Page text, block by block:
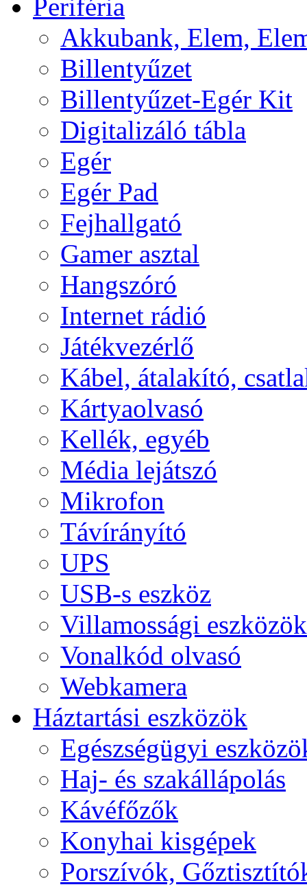
Periféria
Akkubank, Elem,
Billentyűzet
Billentyűzet-Egér Kit
Digitalizáló tábla
Egér
Egér Pad
Fejhallgató
Gamer asztal
Hangszóró
Internet rádió
Játékvezérlő
Kábel, átalakító,
Kártyaolvasó
Kellék, egyéb
Média lejátszó
Mikrofon
Távírányító
UPS
USB-s eszköz
Villamossági eszközök
Vonalkód olvasó
Webkamera
Háztartási eszközök
Egészségügyi
Haj- és szakállápolás
Kávéfőzők
Konyhai kisgépek
Porszívók,